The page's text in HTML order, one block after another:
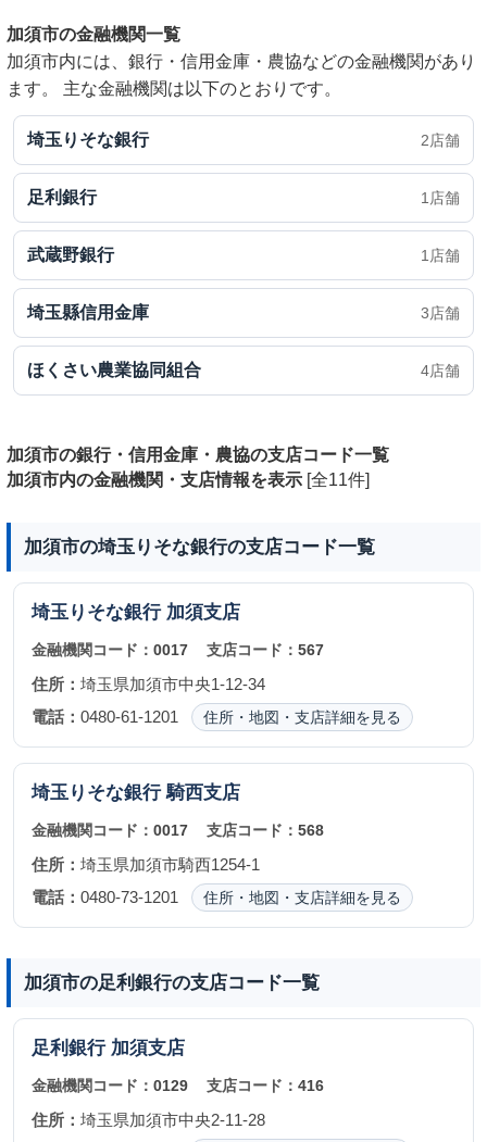
加須市の金融機関一覧
加須市内には、銀行・信用金庫・農協などの金融機関があり
ます。 主な金融機関は以下のとおりです。
埼玉りそな銀行 2店舗
足利銀行 1店舗
武蔵野銀行 1店舗
埼玉縣信用金庫 3店舗
ほくさい農業協同組合 4店舗
加須市の銀行・信用金庫・農協の支店コード一覧
加須市内の金融機関・支店情報を表示 [全11件]
加須市の埼玉りそな銀行の支店コード一覧
埼玉りそな銀行 加須支店
金融機関コード： 0017 支店コード：567
住所： 埼玉県加須市中央1-12-34
電話： 0480-61-1201 住所・地図・支店詳細を見る
埼玉りそな銀行 騎西支店
金融機関コード： 0017 支店コード：568
住所： 埼玉県加須市騎西1254-1
電話： 0480-73-1201 住所・地図・支店詳細を見る
加須市の足利銀行の支店コード一覧
足利銀行 加須支店
金融機関コード： 0129 支店コード：416
住所： 埼玉県加須市中央2-11-28